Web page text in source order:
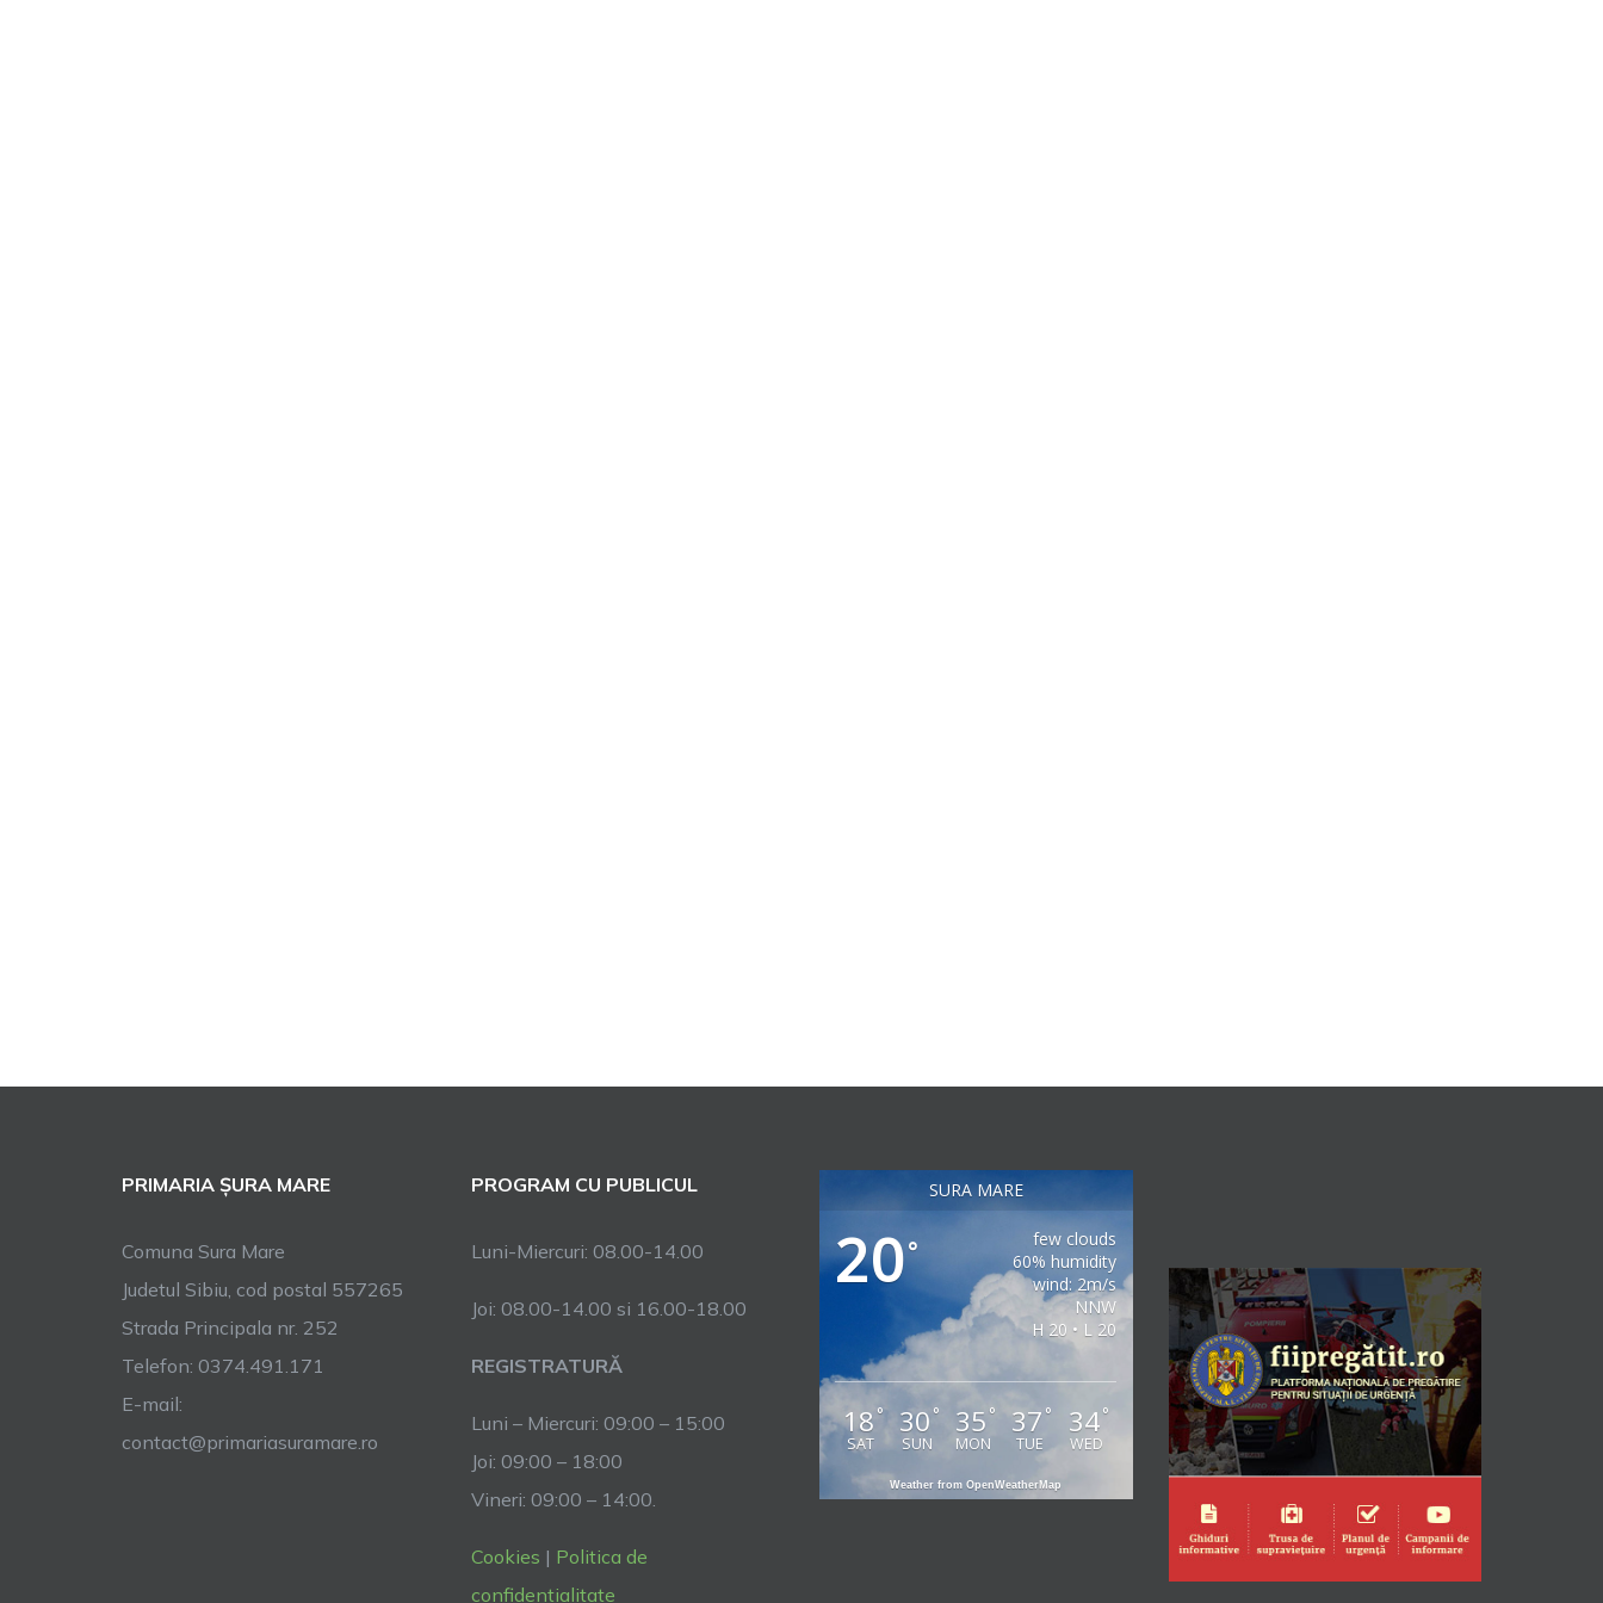
PRIMARIA ȘURA MARE
Comuna Sura Mare
Judetul Sibiu, cod postal 557265
Strada Principala nr. 252
Telefon: 0374.491.171
E-mail:
contact@primariasuramare.ro
PROGRAM CU PUBLICUL
Luni-Miercuri: 08.00-14.00
Joi: 08.00-14.00 si 16.00-18.00
REGISTRATURĂ
Luni – Miercuri: 09:00 – 15:00
Joi: 09:00 – 18:00
Vineri: 09:00 – 14:00.
Cookies | Politica de
confidentialitate
SURA MARE
20°
few clouds
60% humidity
wind: 2m/s
NNW
H 20 • L 20
18 °
SAT
30 °
SUN
35 °
MON
37 °
TUE
34°
WED
Weather from OpenWeatherMap